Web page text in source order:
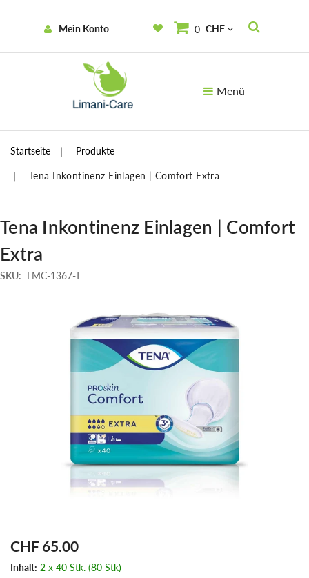
Mein Konto 0 CHF
Menü
Startseite Produkte
Tena Inkontinenz Einlagen | Comfort Extra
Tena Inkontinenz Einlagen | Comfort
Extra
SKU: LMC-1367-T
CHF 65.00
Inhalt: 2 x 40 Stk. (80 Stk)